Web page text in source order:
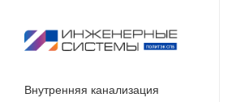
Внутренняя канализация